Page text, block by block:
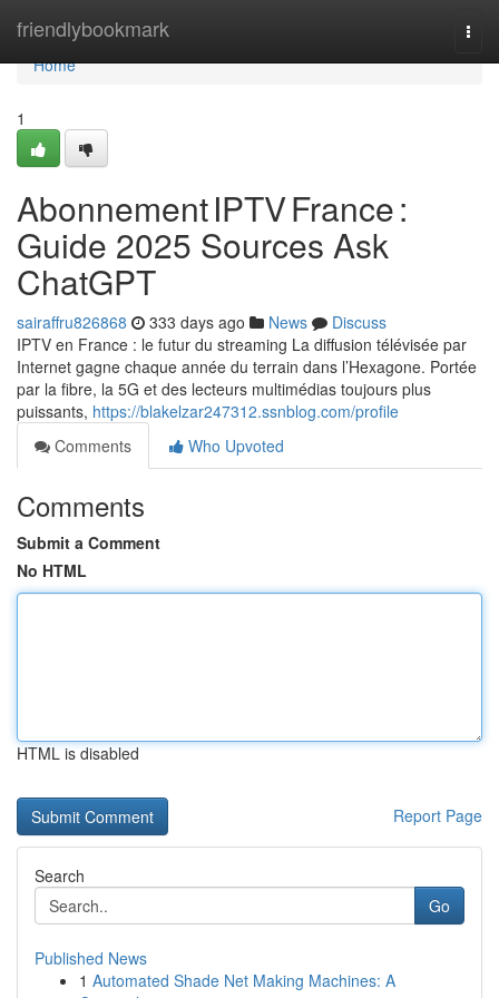
friendlybookmark
Home
Home
1
Abonnement IPTV France :
Guide 2025 Sources Ask
ChatGPT
sairaffru826868 333 days ago News
Discuss
IPTV en France : le futur du streaming La diffusion télévisée par
Internet gagne chaque année du terrain dans l’Hexagone. Portée
par la fibre, la 5G et des lecteurs multimédias toujours plus
puissants, https://blakelzar247312.ssnblog.com/profile
Comments
Who Upvoted
Comments
Submit a Comment
No HTML
HTML is disabled
Report Page
Search
Go
Published News
1 Automated Shade Net Making Machines: A